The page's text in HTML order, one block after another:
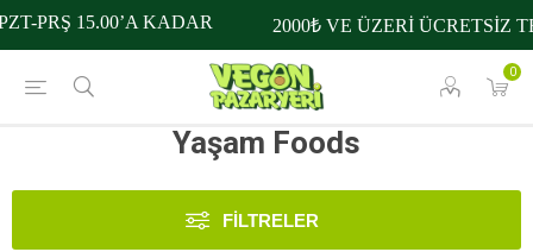
0
PRŞ 15.00’A KADAR 2000₺ VE ÜZERİ ÜCRETSİZ
Yaşam Foods
FILTRELER